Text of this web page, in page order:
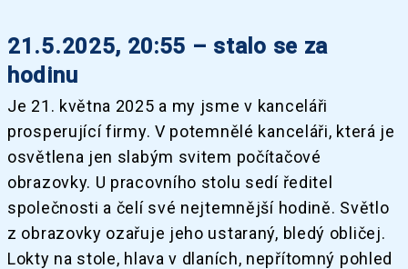
21.5.2025, 20:55 – stalo se za
hodinu
Je 21. května 2025 a my jsme v kanceláři
prosperující firmy. V potemnělé kanceláři, která je
osvětlena jen slabým svitem počítačové
obrazovky. U pracovního stolu sedí ředitel
společnosti a čelí své nejtemnější hodině. Světlo
z obrazovky ozařuje jeho ustaraný, bledý obličej.
Lokty na stole, hlava v dlaních, nepřítomný pohled